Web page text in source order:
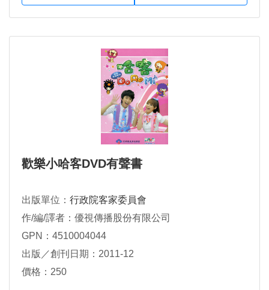
歡樂小哈客DVD有聲書
出版單位： 行政院客家委員會
作/編/譯者：優視傳播股份有限公司
GPN：4510004044
出版／創刊日期：2011-12
價格：250